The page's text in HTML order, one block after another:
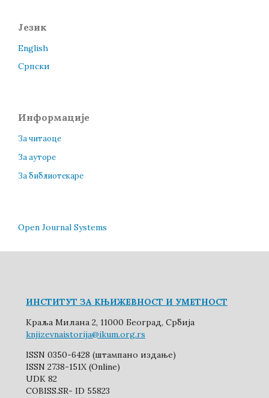
Језик
English
Cрпски
Информације
За читаоце
За ауторе
За библиотекаре
Open Journal Systems
ИНСТИТУТ ЗА КЊИЖЕВНОСТ И УМЕТНОСТ
Краља Милана 2, 11000 Београд, Србија
knjizevnaistorija@ikum.org.rs
ISSN 0350-6428 (штампано издање)
ISSN 2738-151X (Online)
UDK 82
COBISS.SR- ID 55823